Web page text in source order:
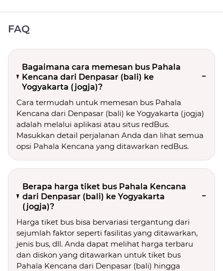
FAQ
Bagaimana cara memesan bus Pahala
Kencana dari Denpasar (bali) ke
Yogyakarta (jogja)?
Cara termudah untuk memesan bus Pahala
Kencana dari Denpasar (bali) ke Yogyakarta (jogja)
adalah melalui aplikasi atau situs redBus.
Masukkan detail perjalanan Anda dan lihat semua
opsi Pahala Kencana yang ditawarkan redBus.
Berapa harga tiket bus Pahala Kencana
dari Denpasar (bali) ke Yogyakarta
(jogja)?
Harga tiket bus bisa bervariasi tergantung dari
sejumlah faktor seperti fasilitas yang ditawarkan,
jenis bus, dll. Anda dapat melihat harga terbaru
dan diskon yang ditawarkan untuk tiket bus
Pahala Kencana dari Denpasar (bali) hingga